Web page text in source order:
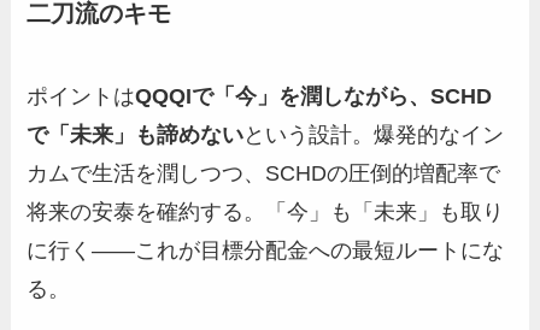
二刀流のキモ
ポイントはQQQIで「今」を潤しながら、SCHD
で「未来」も諦めないという設計。爆発的なイン
カムで生活を潤しつつ、SCHDの圧倒的増配率で
将来の安泰を確約する。「今」も「未来」も取り
に行く——これが目標分配金への最短ルートにな
る。